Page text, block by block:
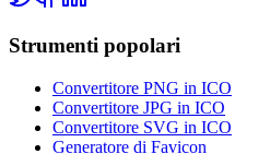
Strumenti popolari
Convertitore PNG in ICO
Convertitore JPG in ICO
Convertitore SVG in ICO
Generatore di Favicon